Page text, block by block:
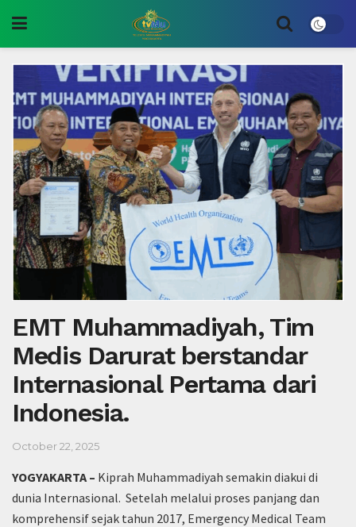
EMT Muhammadiyah, Tim
Medis Darurat berstandar
Internasional Pertama dari
Indonesia.
October 22, 2025
YOGYAKARTA – Kiprah Muhammadiyah semakin diakui di
dunia Internasional. Setelah melalui proses panjang dan
komprehensif sejak tahun 2017, Emergency Medical Team